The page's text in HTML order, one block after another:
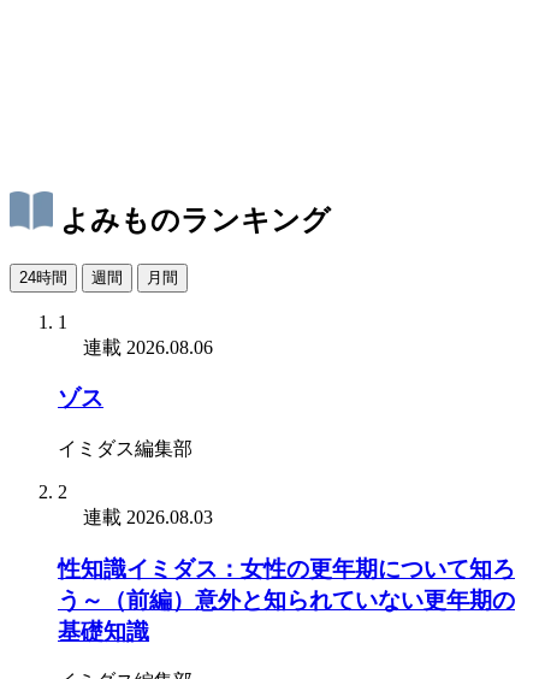
よみものランキング
24時間 週間 月間
1
連載 2026.08.06
ゾス
イミダス編集部
2
連載 2026.08.03
性知識イミダス：女性の更年期について知ろ
う～（前編）意外と知られていない更年期の
基礎知識